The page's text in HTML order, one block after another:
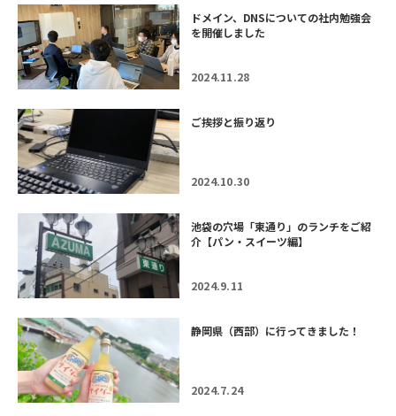
ドメイン、DNSについての社内勉強会
を開催しました
2024.11.28
ご挨拶と振り返り
2024.10.30
池袋の穴場「東通り」のランチをご紹
介【パン・スイーツ編】
2024.9.11
静岡県（西部）に行ってきました！
2024.7.24